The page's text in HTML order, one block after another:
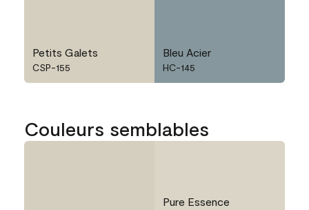
Petits Galets
CSP-155
Bleu Acier
HC-145
Couleurs semblables
Pure Essence